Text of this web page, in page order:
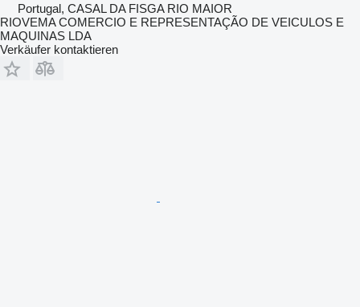
Portugal, CASAL DA FISGA RIO MAIOR
RIOVEMA COMERCIO E REPRESENTAÇÃO DE VEICULOS E
MAQUINAS LDA
Verkäufer kontaktieren